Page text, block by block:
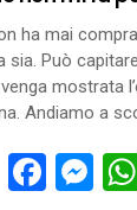
ha mai
sia. Può
mostrata
Andiamo a